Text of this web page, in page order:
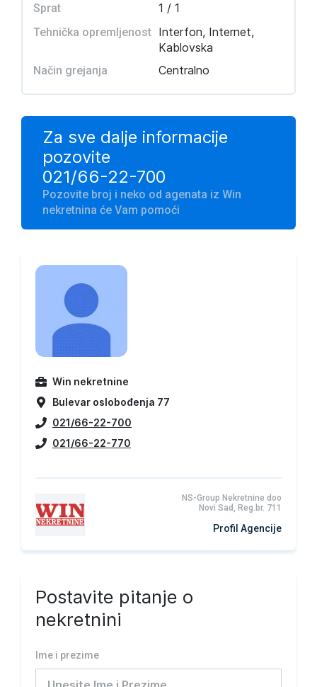
Sprat 1 / 1
Tehnička opremljenost Interfon, Internet,
Kablovska
Način grejanja Centralno
Za sve dalje informacije
pozovite
021/66-22-700
Pozovite broj i neko od agenata iz Win
nekretnina će Vam pomoći
Win nekretnine
Bulevar oslobođenja 77
021/66-22-700
021/66-22-770
NS-Group Nekretnine doo
Novi Sad, Reg.br. 711
Profil Agencije
Postavite pitanje o
nekretnini
Ime i prezime